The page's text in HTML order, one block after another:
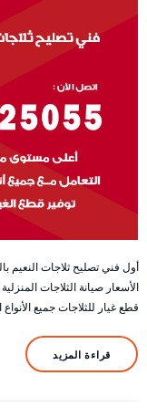
أول فني تصليح ثلاجات النعيم
الأسعار صيانة الثلاجات
قطع غيار للثلاجات جميع
قراءة المزيد